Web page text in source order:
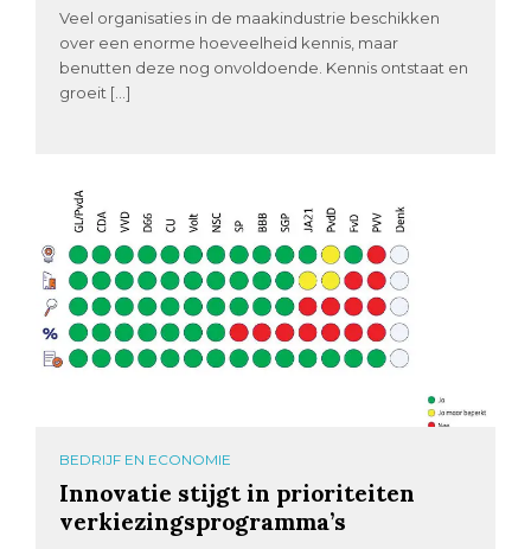
Veel organisaties in de maakindustrie beschikken
over een enorme hoeveelheid kennis, maar
benutten deze nog onvoldoende. Kennis ontstaat en
groeit […]
BEDRIJF EN ECONOMIE
Innovatie stijgt in prioriteiten
verkiezingsprogramma’s